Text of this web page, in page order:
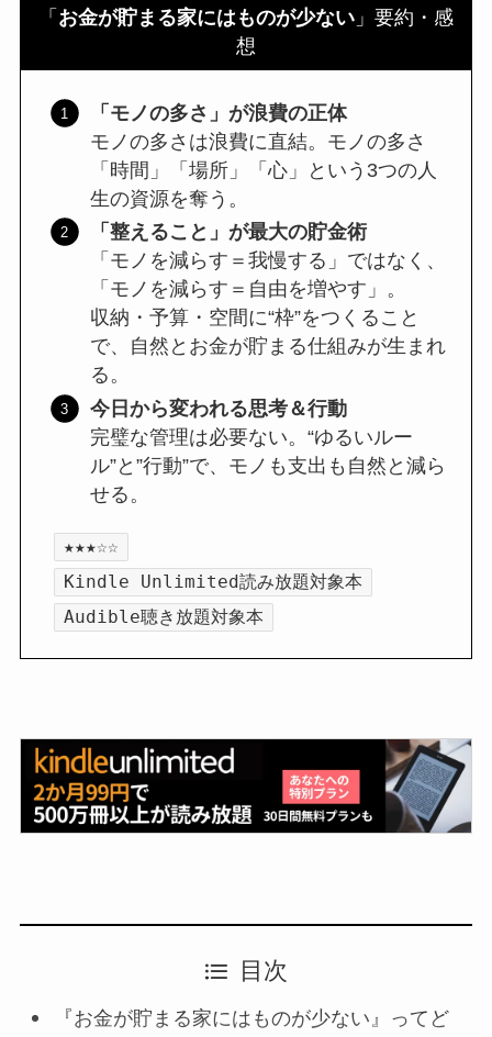
「 お金が貯まる家にはものが少ない 」要約・感
想
「モノの多さ」が浪費の正体
モノの多さは浪費に直結。モノの多さ
「時間」「場所」「心」という3つの人
生の資源を奪う。
「整えること」が最大の貯金術
「モノを減らす＝我慢する」ではなく、
「モノを減らす＝自由を増やす」。
収納・予算・空間に“枠”をつくること
で、自然とお金が貯まる仕組みが生まれ
る。
今日から変われる思考＆行動
完璧な管理は必要ない。“ゆるいルー
ル”と”行動”で、モノも支出も自然と減ら
せる。
★★★☆☆
Kindle Unlimited読み放題対象本
Audible聴き放題対象本
目次
『お金が貯まる家にはものが少ない』ってど